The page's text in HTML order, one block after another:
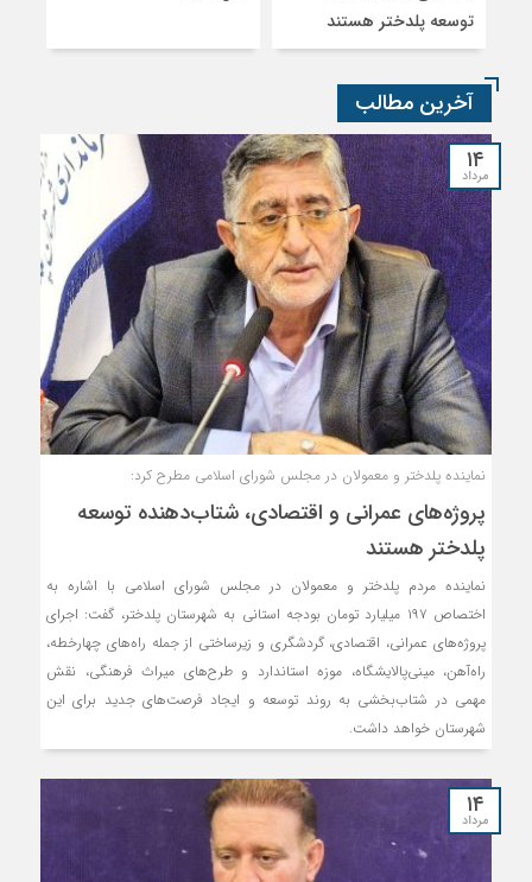
توسعه پلدختر هستند
آخرین مطالب
۱۴
مرداد
نماینده پلدختر و معمولان در مجلس شورای اسلامی مطرح کرد:
پروژه‌های عمرانی و اقتصادی، شتاب‌دهنده توسعه
پلدختر هستند
نماینده مردم پلدختر و معمولان در مجلس شورای اسلامی با اشاره به
اختصاص ۱۹۷ میلیارد تومان بودجه استانی به شهرستان پلدختر، گفت: اجرای
پروژه‌های عمرانی، اقتصادی، گردشگری و زیرساختی از جمله راه‌های چهارخطه،
راه‌آهن، مینی‌پالایشگاه، موزه استاندارد و طرح‌های میراث فرهنگی، نقش
مهمی در شتاب‌بخشی به روند توسعه و ایجاد فرصت‌های جدید برای این
شهرستان خواهد داشت.
۱۴
مرداد